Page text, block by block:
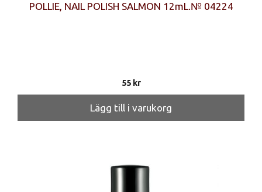
POLLIE, NAIL POLISH SALMON 12mL.№ 04224
55 kr
Lägg till i varukorg